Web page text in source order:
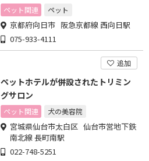
ットショップ
ペット関連 ペット
京都府向日市 阪急京都線 西向日駅
075-933-4111
追加
ペットホテルが併設されたトリミン
グサロン
ペット関連 犬の美容院
宮城県仙台市太白区 仙台市営地下鉄
南北線 長町南駅
022-748-5251